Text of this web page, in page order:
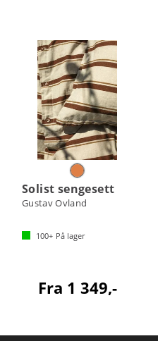
Solist sengesett
Gustav Ovland
100+ På lager
Fra 1 349,-